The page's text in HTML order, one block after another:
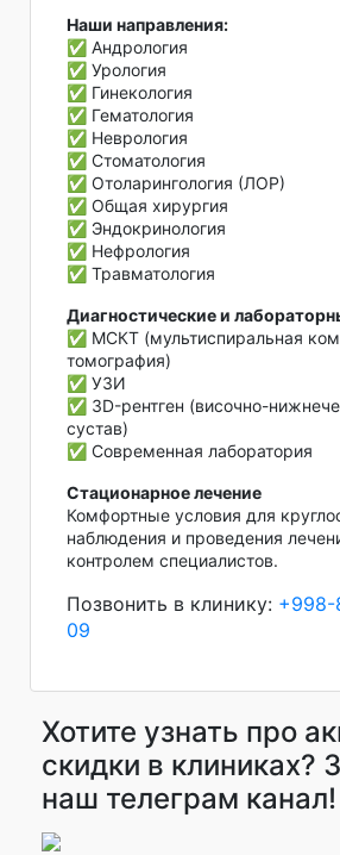
Наши направления:
✅ Андрология
✅ Урология
✅ Гинекология
✅ Гематология
✅ Неврология
✅ Стоматология
✅ Отоларингология (ЛОР)
✅ Общая хирургия
✅ Эндокринология
✅ Нефрология
✅ Травматология
Диагностические и
✅ МСКТ (мультиспиральная
томография)
✅ УЗИ
✅ 3D-рентген (височно-
сустав)
✅ Современная лаборатория
Стационарное лечение
Комфортные условия для
наблюдения и проведения
контролем специалистов.
Позвонить в клинику:
09
Хотите узнать про
скидки в клиниках?
наш телеграм канал!